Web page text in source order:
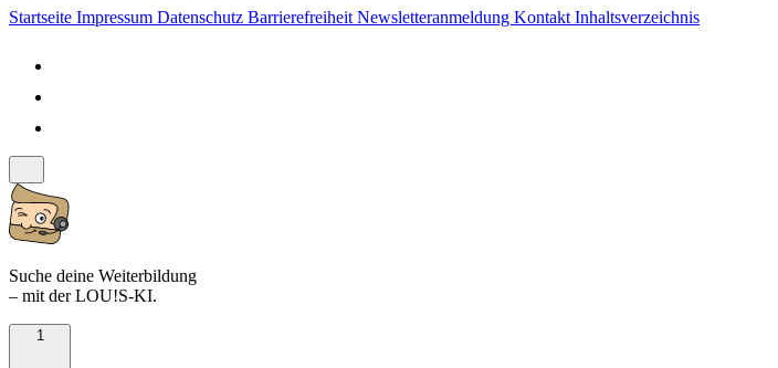
Startseite Impressum Datenschutz Barrierefreiheit Newsletteranmeldung Kontakt Inhaltsverzeichnis
Suche deine Weiterbildung
– mit der LOU!S-KI.
1